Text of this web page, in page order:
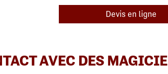
Devis en ligne
AVEC DES